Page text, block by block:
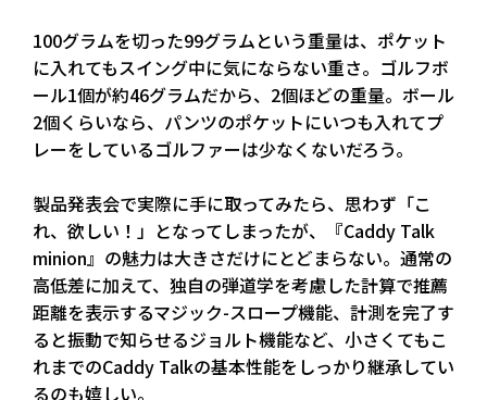
100グラムを切った99グラムという重量は、ポケット
に入れてもスイング中に気にならない重さ。ゴルフボ
ール1個が約46グラムだから、2個ほどの重量。ボール
2個くらいなら、パンツのポケットにいつも入れてプ
レーをしているゴルファーは少なくないだろう。
製品発表会で実際に手に取ってみたら、思わず「こ
れ、欲しい！」となってしまったが、『Caddy Talk
minion』の魅力は大きさだけにとどまらない。通常の
高低差に加えて、独自の弾道学を考慮した計算で推薦
距離を表示するマジック-スロープ機能、計測を完了す
ると振動で知らせるジョルト機能など、小さくてもこ
れまでのCaddy Talkの基本性能をしっかり継承してい
るのも嬉しい。